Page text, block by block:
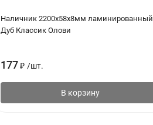
Наличник 2200х58х8мм ламинированный
Дуб Классик Олови
177 ₽ /шт.
В корзину